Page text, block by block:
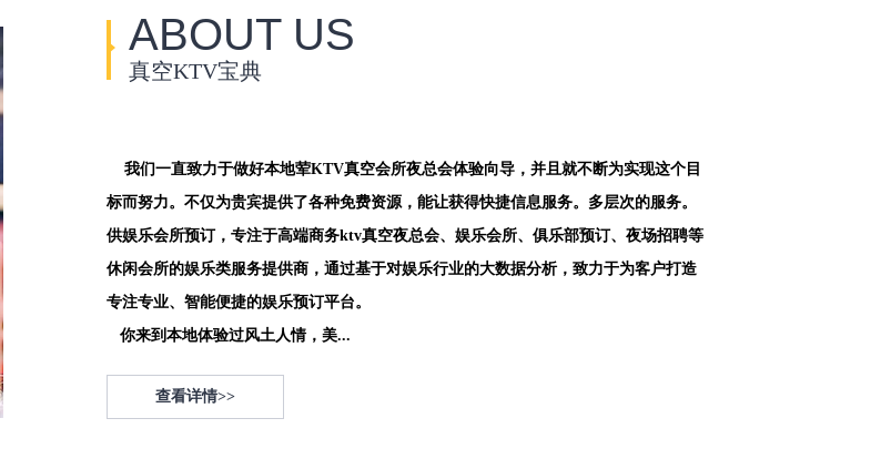
ABOUT US
真空KTV宝典
我们一直致力于做好本地荤KTV真空会所夜总会体验向导，并且就不断为实现这个目
标而努力。不仅为贵宾提供了各种免费资源，能让获得快捷信息服务。多层次的服务。
供娱乐会所预订，专注于高端商务ktv真空夜总会、娱乐会所、俱乐部预订、夜场招聘等
休闲会所的娱乐类服务提供商，通过基于对娱乐行业的大数据分析，致力于为客户打造
专注专业、智能便捷的娱乐预订平台。
你来到本地体验过风土人情，美...
查看详情>>